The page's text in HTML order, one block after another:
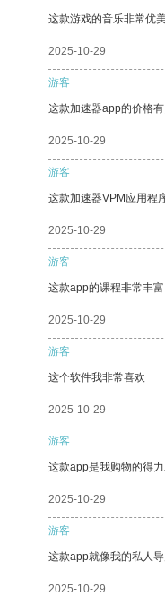
这款游戏的音乐非常优
2025-10-29
游客
这款加速器app的价格
2025-10-29
游客
这款加速器VPM应用程
2025-10-29
游客
这款app的课程非常丰
2025-10-29
游客
这个软件我非常喜欢
2025-10-29
游客
这款app是我购物的得
2025-10-29
游客
这款app就像我的私人
2025-10-29